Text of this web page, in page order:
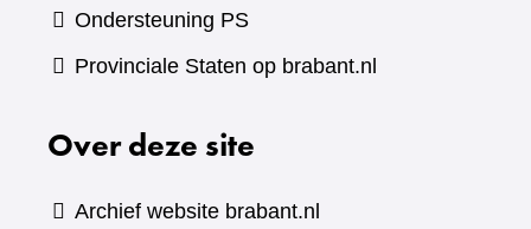
Ondersteuning PS
Provinciale Staten op brabant.nl
Over deze site
Archief website brabant.nl